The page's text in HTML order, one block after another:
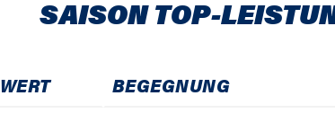
SAISON TOP-
WERT BEGEGNUNG